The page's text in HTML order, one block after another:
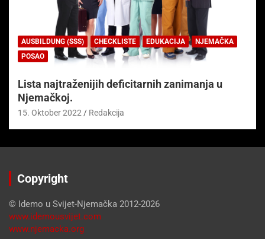
AUSBILDUNG (SSS) CHECKLISTE EDUKACIJA
NJEMAČKA
POSAO
Lista najtraženijih deficitarnih zanimanja u
Njemačkoj.
15. Oktober 2022 Redakcija
Copyright
© Idemo u Svijet-Njemačka 2012-2026
www.idemousvijet.com
www.njemacka.org